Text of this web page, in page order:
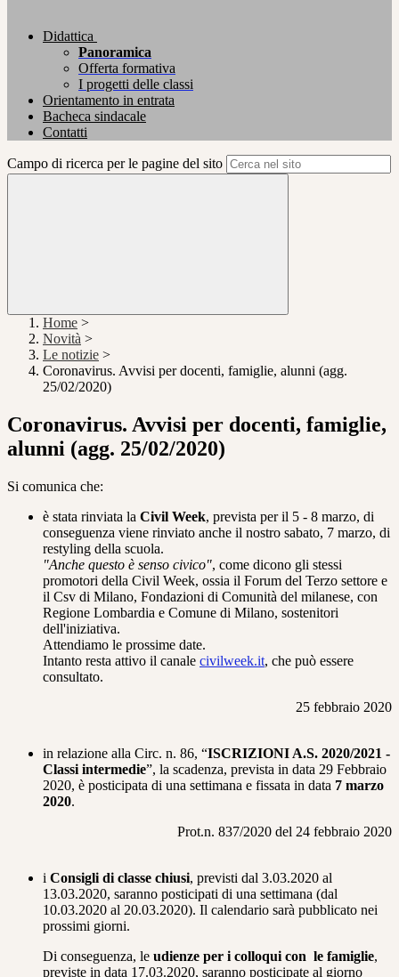
Didattica
Panoramica
Offerta formativa
I progetti delle classi
Orientamento in entrata
Bacheca sindacale
Contatti
Campo di ricerca per le pagine del sito
Home >
Novità >
Le notizie >
Coronavirus. Avvisi per docenti, famiglie, alunni (agg.
25/02/2020)
Coronavirus. Avvisi per docenti, famiglie,
alunni (agg. 25/02/2020)
Si comunica che:
è stata rinviata la Civil Week, prevista per il 5 - 8 marzo, di
conseguenza viene rinviato anche il nostro sabato, 7 marzo, di
restyling della scuola.
"Anche questo è senso civico", come dicono gli stessi
promotori della Civil Week, ossia il Forum del Terzo settore e
il Csv di Milano, Fondazioni di Comunità del milanese, con
Regione Lombardia e Comune di Milano, sostenitori
dell'iniziativa.
Attendiamo le prossime date.
Intanto resta attivo il canale civilweek.it, che può essere
consultato.
25 febbraio 2020
in relazione alla Circ. n. 86, “ISCRIZIONI A.S. 2020/2021 -
Classi intermedie”, la scadenza, prevista in data 29 Febbraio
2020, è posticipata di una settimana e fissata in data 7 marzo
2020.
Prot.n. 837/2020 del 24 febbraio 2020
i Consigli di classe chiusi, previsti dal 3.03.2020 al
13.03.2020, saranno posticipati di una settimana (dal
10.03.2020 al 20.03.2020). Il calendario sarà pubblicato nei
prossimi giorni.
Di conseguenza, le udienze per i colloqui con le famiglie,
previste in data 17.03.2020, saranno posticipate al giorno